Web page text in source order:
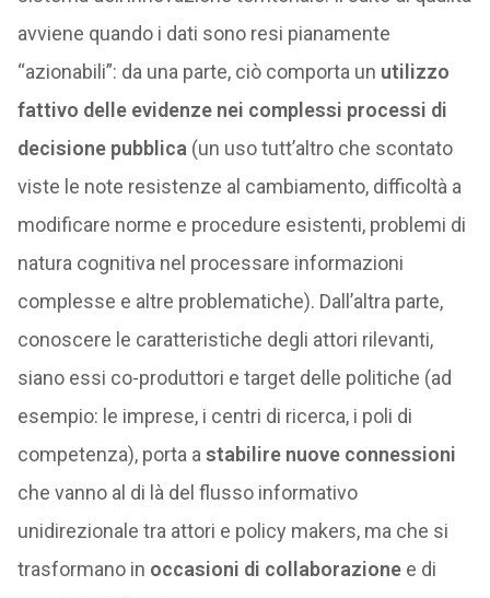
avviene quando i dati sono resi pianamente
“azionabili”: da una parte, ciò comporta un utilizzo
fattivo delle evidenze nei complessi processi di
decisione pubblica (un uso tutt’altro che scontato
viste le note resistenze al cambiamento, difficoltà a
modificare norme e procedure esistenti, problemi di
natura cognitiva nel processare informazioni
complesse e altre problematiche). Dall’altra parte,
conoscere le caratteristiche degli attori rilevanti,
siano essi co-produttori e target delle politiche (ad
esempio: le imprese, i centri di ricerca, i poli di
competenza), porta a stabilire nuove connessioni
che vanno al di là del flusso informativo
unidirezionale tra attori e policy makers, ma che si
trasformano in occasioni di collaborazionee di